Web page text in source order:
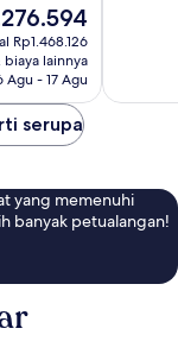
Rp1.468.126
lainnya
Agu - 17 Agu
serupa
yang memenuhi
banyak petualangan!